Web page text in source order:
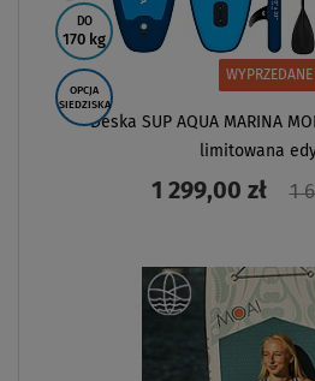
DO
170 kg
OPCJA
SIEDZISKA
WYPRZEDANE
Deska SUP AQUA MARINA
limitowana
1 299,00 zł 1
ZOBACZ